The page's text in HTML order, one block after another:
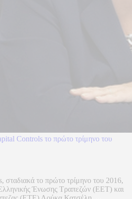
Controls το πρώτο τρίμηνο του
το πρώτο τρίμηνο του 2016,
Ένωσης Τραπεζών (ΕΕΤ) και